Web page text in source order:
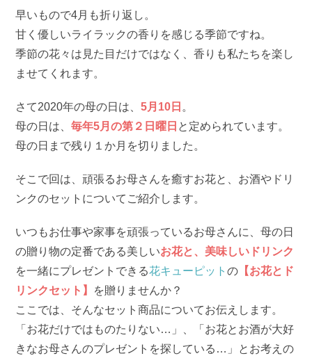
早いもので4月も折り返し。
甘く優しいライラックの香りを感じる季節ですね。
季節の花々は見た目だけではなく、香りも私たちを楽し
ませてくれます。
さて2020年の母の日は、5月10日 。
母の日は、毎年5月の第２日曜日 と定められています。
母の日まで残り１か月を切りました。
そこで回は、頑張るお母さんを癒すお花と、お酒やドリ
ンクのセットについてご紹介します。
いつもお仕事や家事を頑張っているお母さんに、母の日
の贈り物の定番である美しいお花と、美味しいドリンク
を一緒にプレゼントできる花キューピットの 【お花とド
リンクセット】 を贈りませんか？
ここでは、そんなセット商品についてお伝えします。
「お花だけではものたりない…」、「お花とお酒が大好
きなお母さんのプレゼントを探している…」とお考えの